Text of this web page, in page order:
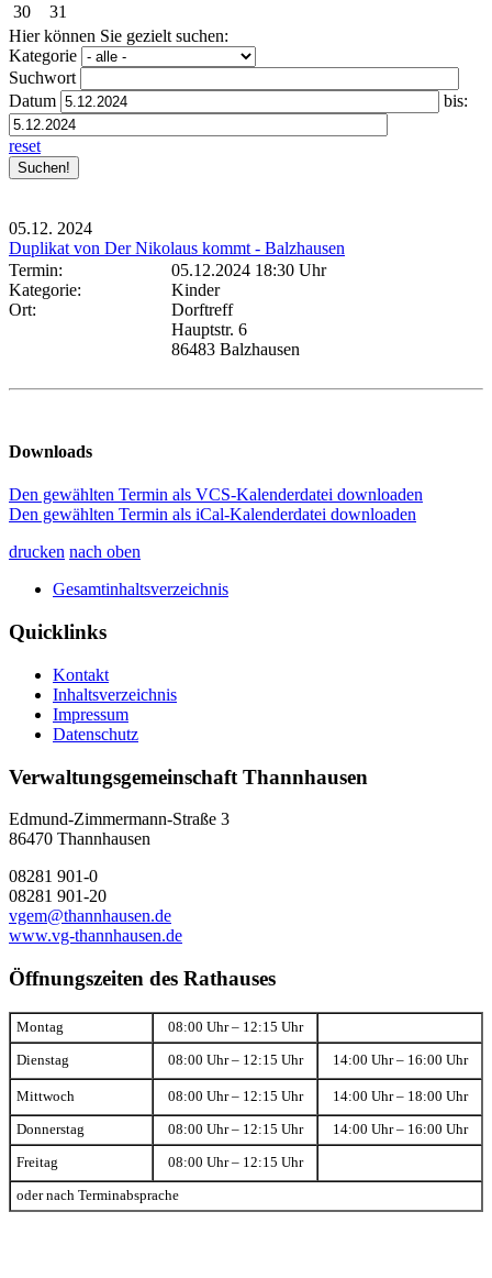
30
31
Hier können Sie gezielt suchen:
Kategorie
Suchwort
Datum
bis:
reset
05.12. 2024
Duplikat von Der Nikolaus kommt - Balzhausen
Termin:
05.12.2024 18:30 Uhr
Kategorie:
Kinder
Ort:
Dorftreff
Hauptstr. 6
86483 Balzhausen
Downloads
Den gewählten Termin als VCS-Kalenderdatei downloaden
Den gewählten Termin als iCal-Kalenderdatei downloaden
drucken nach oben
Gesamtinhaltsverzeichnis
Quicklinks
Kontakt
Inhaltsverzeichnis
Impressum
Datenschutz
Verwaltungsgemeinschaft Thannhausen
Edmund-Zimmermann-Straße 3
86470 Thannhausen
08281 901-0
08281 901-20
vgem@thannhausen.de
www.vg-thannhausen.de
Öffnungszeiten des Rathauses
Montag 08:00 Uhr – 12:15 Uhr
Dienstag 08:00 Uhr – 12:15 Uhr 14:00 Uhr – 16:00 Uhr
Mittwoch 08:00 Uhr – 12:15 Uhr 14:00 Uhr – 18:00 Uhr
Donnerstag 08:00 Uhr – 12:15 Uhr 14:00 Uhr – 16:00 Uhr
Freitag 08:00 Uhr – 12:15 Uhr
oder nach Terminabsprache